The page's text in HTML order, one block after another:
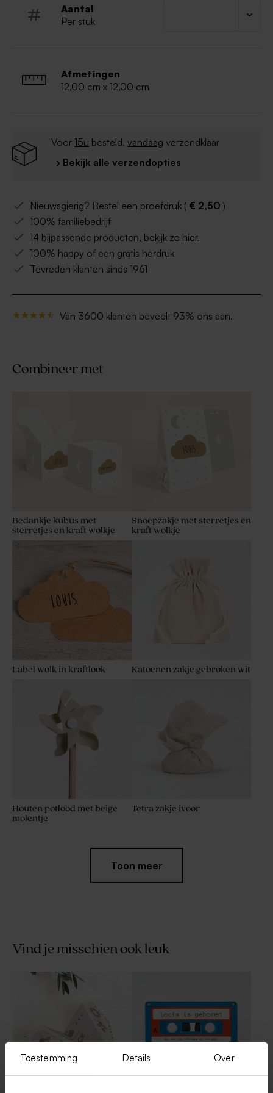
Toestemming Details Over
zilverfolie
toevoegen van motiefjes - zoals een
Aantal
Per stuk
Afmetingen
12,00 cm x 12,00 cm
Voor 15u besteld, vandaag verzendklaar
› Bekijk alle verzendopties
Nieuwsgierig? Bestel een proefdruk ( € 2,50 )
100% familiebedrijf
14 bijpassende producten, bekijk ze hier.
100% happy of een gratis herdruk
Tevreden klanten sinds 1961
Van 3600 klanten beveelt 93% ons aan.
Combineer met
Bedankje kubus met
sterretjes en kraft wolkje
Snoepzakje met sterretjes en
kraft wolkje
Label wolk in kraftlook Katoenen zakje gebroken wit
Houten potlood met beige
molentje
Tetra zakje ivoor
Rond doopsuikerdoosje
beige met naam en strikje in
deksel gelaserd
Toon meer
Vind je misschien ook leuk